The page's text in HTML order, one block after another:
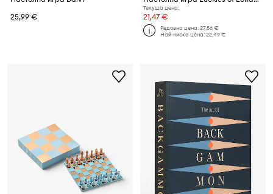
25,99 €
Текуща цена:
21,47 €
Редовна цена:27,56 €
Най-ниска цена:22,49 €